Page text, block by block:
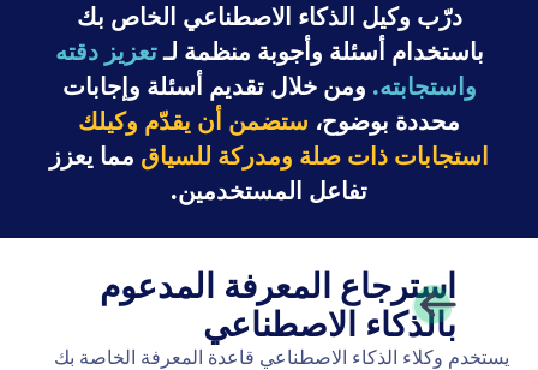
درّب وكيل الذكاء الاصطناعي الخاص بك
باستخدام أسئلة وأجوبة منظمة لـتعزيز دقته
واستجابته. ومن خلال تقديم أسئلة وإجابات
محددة بوضوح، ستضمن أن يقدّم وكيلك
استجابات ذات صلة ومدركة للسياق مما يعزز
تفاعل المستخدمين.
استرجاع المعرفة المدعوم
بالذكاء الاصطناعي
يستخدم وكلاء الذكاء الاصطناعي قاعدة المعرفة الخاصة بك